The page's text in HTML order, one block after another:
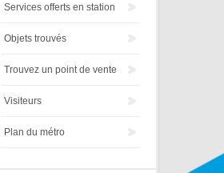
Services offerts en station
Objets trouvés
Trouvez un point de vente
Visiteurs
Plan du métro